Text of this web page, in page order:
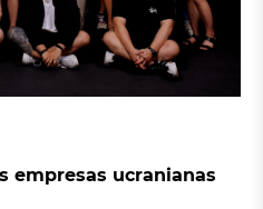
empresas ucranianas